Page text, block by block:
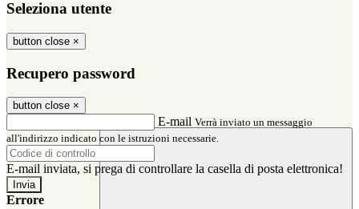
Seleziona utente
button close ×
Recupero password
button close ×
E-mail Verrà inviato un messaggio
all'indirizzo indicato con le istruzioni necessarie.
E-mail inviata, si prega di controllare la casella di posta elettronica!
Errore